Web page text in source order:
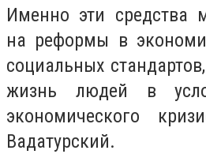
Именно эти средства
на реформы в
социальных
жизнь людей в
экономического
Вадатурский.